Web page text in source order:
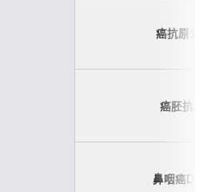
癌抗原125
癌胚抗原
鼻咽癌